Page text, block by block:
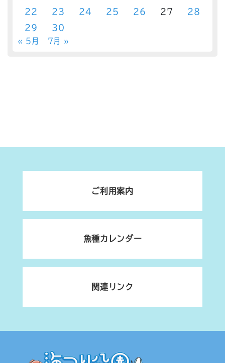
22
23 24 25 26 27
28
29
30
« 5月 7月 »
ご利用案内
魚種カレンダー
関連リンク